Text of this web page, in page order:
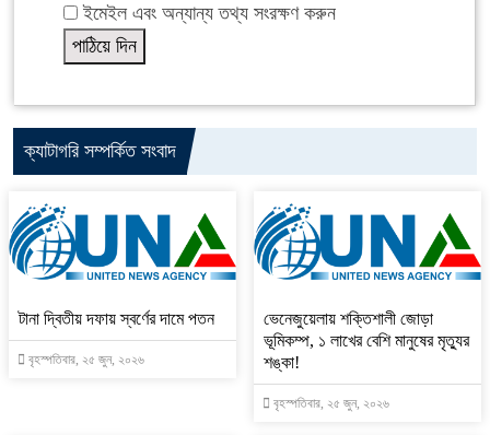
ইমেইল এবং অন্যান্য তথ্য সংরক্ষণ করুন
ক্যাটাগরি সম্পর্কিত সংবাদ
টানা দ্বিতীয় দফায় স্বর্ণের দামে পতন
বৃহস্পতিবার, ২৫ জুন, ২০২৬
ভেনেজুয়েলায় শক্তিশালী জোড়া
ভূমিকম্প, ১ লাখের বেশি মানুষের মৃত্যুর
শঙ্কা!
বৃহস্পতিবার, ২৫ জুন, ২০২৬